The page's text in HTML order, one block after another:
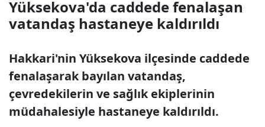
Yüksekova'da caddede fenalaşan
vatandaş hastaneye kaldırıldı
Hakkari'nin Yüksekova ilçesinde caddede
fenalaşarak bayılan vatandaş,
çevredekilerin ve sağlık ekiplerinin
müdahalesiyle hastaneye kaldırıldı.